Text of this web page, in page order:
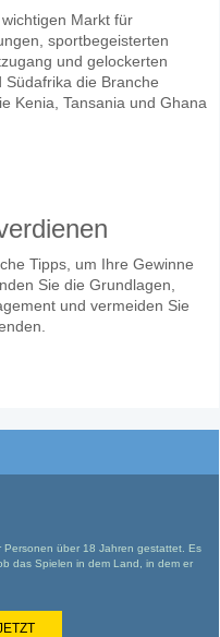
Markt für
sportbegeisterten
und gelockerten
die Branche
Kenia, Tansania und Ghana
Tipps, um Ihre Gewinne
Sie die Grundlagen,
und vermeiden Sie
über 18 Jahren gestattet. Es
das Spielen in dem Land, in dem er